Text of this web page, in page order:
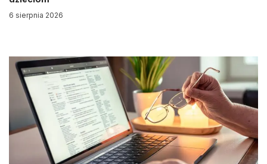
6 sierpnia 2026